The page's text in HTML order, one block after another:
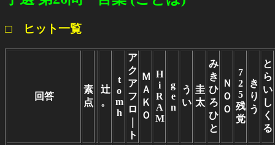
□ ヒット一覧
回答
素
点
辻
。
t
o
m
h
ア
ク
ア
フ
ロ
ト
Ｍ
Ａ
Ｋ
Ｏ
H
i
R
A
M
g
e
n
う
い
圭
太
み
き
ひ
ろ
ひ
と
Ｎ
Ｏ
Ｏ
7
2
5
残
党
き
り
う
と
ら
い
し
く
る